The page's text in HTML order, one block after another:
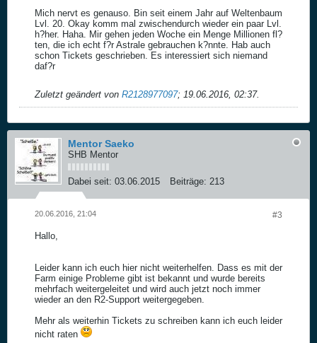
Mich nervt es genauso. Bin seit einem Jahr auf Weltenbaum
Lvl. 20. Okay komm mal zwischendurch wieder ein paar Lvl.
h?her. Haha. Mir gehen jeden Woche ein Menge Millionen fl?
ten, die ich echt f?r Astrale gebrauchen k?nnte. Hab auch
schon Tickets geschrieben. Es interessiert sich niemand
daf?r
Zuletzt geändert von R2128977097; 19.06.2016, 02:37.
Mentor Saeko
SHB Mentor
Dabei seit: 03.06.2015 Beiträge: 213
#3
20.06.2016, 21:04
Hallo,
Leider kann ich euch hier nicht weiterhelfen. Dass es mit der
Farm einige Probleme gibt ist bekannt und wurde bereits
mehrfach weitergeleitet und wird auch jetzt noch immer
wieder an den R2-Support weitergegeben.
Mehr als weiterhin Tickets zu schreiben kann ich euch leider
nicht raten